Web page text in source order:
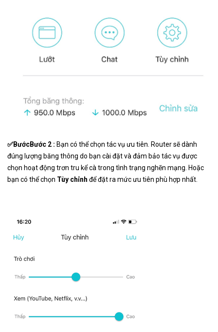
✅BướcBước 2 : Bạn có thể chọn tác vụ ưu tiên. Router sẽ dành
đúng lượng băng thông do bạn cài đặt và đảm bảo tác vụ được
chọn hoạt động trơn tru kể cà trong tình trạng nghẽn mạng. Hoặc
bạn có thể chọn Tùy chỉnh để đặt ra mức ưu tiên phù hợp nhất.